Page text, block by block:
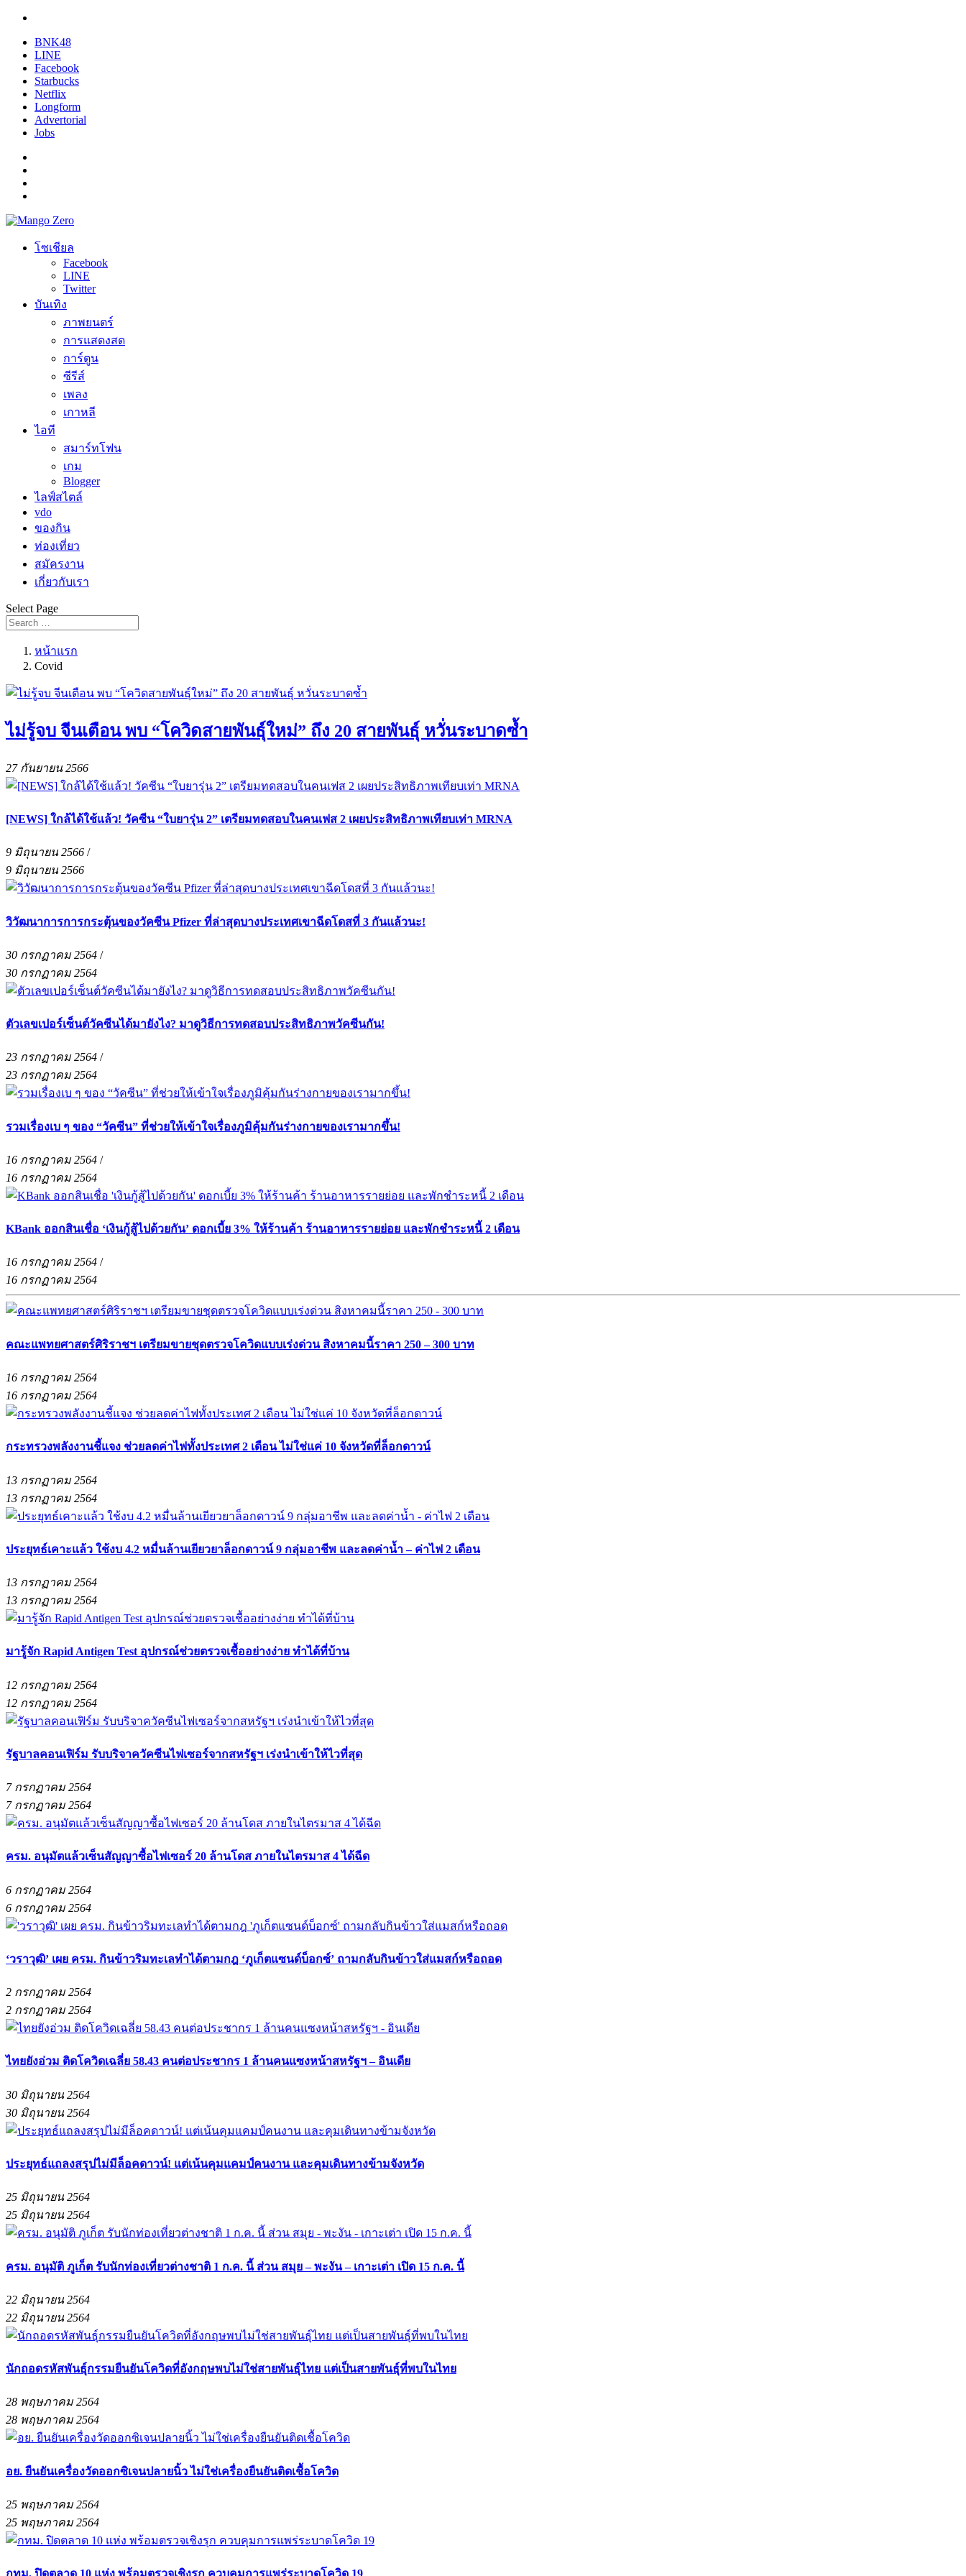
BNK48
LINE
Facebook
Starbucks
Netflix
Longform
Advertorial
Jobs
โซเชียล
Facebook
LINE
Twitter
บันเทิง
ภาพยนตร์
การแสดงสด
การ์ตูน
ซีรีส์
เพลง
เกาหลี
ไอที
สมาร์ทโฟน
เกม
Blogger
ไลฟ์สไตล์
vdo
ของกิน
ท่องเที่ยว
สมัครงาน
เกี่ยวกับเรา
Select Page
หน้าแรก
Covid
ไม่รู้จบ จีนเตือน พบ “โควิดสายพันธุ์ใหม่” ถึง 20 สายพันธุ์ หวั่นระบาดซ้ำ
27 กันยายน 2566
[NEWS] ใกล้ได้ใช้แล้ว! วัคซีน “ใบยารุ่น 2” เตรียมทดสอบในคนเฟส 2 เผยประสิทธิภาพเทียบเท่า MRNA
9 มิถุนายน 2566 /
9 มิถุนายน 2566
วิวัฒนาการการกระตุ้นของวัคซีน Pfizer ที่ล่าสุดบางประเทศเขาฉีดโดสที่ 3 กันแล้วนะ!
30 กรกฏาคม 2564 /
30 กรกฏาคม 2564
ตัวเลขเปอร์เซ็นต์วัคซีนได้มายังไง? มาดูวิธีการทดสอบประสิทธิภาพวัคซีนกัน!
23 กรกฏาคม 2564 /
23 กรกฏาคม 2564
รวมเรื่องเบ ๆ ของ “วัคซีน” ที่ช่วยให้เข้าใจเรื่องภูมิคุ้มกันร่างกายของเรามากขึ้น!
16 กรกฏาคม 2564 /
16 กรกฏาคม 2564
KBank ออกสินเชื่อ ‘เงินกู้สู้ไปด้วยกัน’ ดอกเบี้ย 3% ให้ร้านค้า ร้านอาหารรายย่อย และพักชำระหนี้ 2 เดือน
16 กรกฏาคม 2564 /
16 กรกฏาคม 2564
คณะแพทยศาสตร์ศิริราชฯ เตรียมขายชุดตรวจโควิดแบบเร่งด่วน สิงหาคมนี้ราคา 250 – 300 บาท
16 กรกฏาคม 2564
16 กรกฏาคม 2564
กระทรวงพลังงานชี้แจง ช่วยลดค่าไฟทั้งประเทศ 2 เดือน ไม่ใช่แค่ 10 จังหวัดที่ล็อกดาวน์
13 กรกฏาคม 2564
13 กรกฏาคม 2564
ประยุทธ์เคาะแล้ว ใช้งบ 4.2 หมื่นล้านเยียวยาล็อกดาวน์ 9 กลุ่มอาชีพ และลดค่าน้ำ – ค่าไฟ 2 เดือน
13 กรกฏาคม 2564
13 กรกฏาคม 2564
มารู้จัก Rapid Antigen Test อุปกรณ์ช่วยตรวจเชื้ออย่างง่าย ทำได้ที่บ้าน
12 กรกฏาคม 2564
12 กรกฏาคม 2564
รัฐบาลคอนเฟิร์ม รับบริจาควัคซีนไฟเซอร์จากสหรัฐฯ เร่งนำเข้าให้ไวที่สุด
7 กรกฏาคม 2564
7 กรกฏาคม 2564
ครม. อนุมัตแล้วเซ็นสัญญาซื้อไฟเซอร์ 20 ล้านโดส ภายในไตรมาส 4 ได้ฉีด
6 กรกฏาคม 2564
6 กรกฏาคม 2564
‘วราวุฒิ’ เผย ครม. กินข้าวริมทะเลทำได้ตามกฎ ‘ภูเก็ตแซนด์บ็อกซ์’ ถามกลับกินข้าวใส่แมสก์หรือถอด
2 กรกฏาคม 2564
2 กรกฏาคม 2564
ไทยยังอ่วม ติดโควิดเฉลี่ย 58.43 คนต่อประชากร 1 ล้านคนแซงหน้าสหรัฐฯ – อินเดีย
30 มิถุนายน 2564
30 มิถุนายน 2564
ประยุทธ์แถลงสรุปไม่มีล็อคดาวน์! แต่เน้นคุมแคมป์คนงาน และคุมเดินทางข้ามจังหวัด
25 มิถุนายน 2564
25 มิถุนายน 2564
ครม. อนุมัติ ภูเก็ต รับนักท่องเที่ยวต่างชาติ 1 ก.ค. นี้ ส่วน สมุย – พะงัน – เกาะเต่า เปิด 15 ก.ค. นี้
22 มิถุนายน 2564
22 มิถุนายน 2564
นักถอดรหัสพันธุ์กรรมยืนยันโควิดที่อังกฤษพบไม่ใช่สายพันธุ์ไทย แต่เป็นสายพันธุ์ที่พบในไทย
28 พฤษภาคม 2564
28 พฤษภาคม 2564
อย. ยืนยันเครื่องวัดออกซิเจนปลายนิ้ว ไม่ใช่เครื่องยืนยันติดเชื้อโควิด
25 พฤษภาคม 2564
25 พฤษภาคม 2564